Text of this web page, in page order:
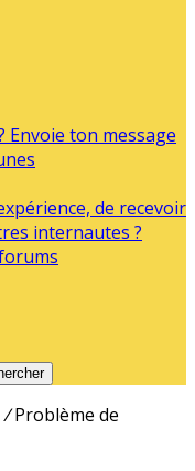
Envoie ton message
de recevoir
internautes ?
/ Problème de